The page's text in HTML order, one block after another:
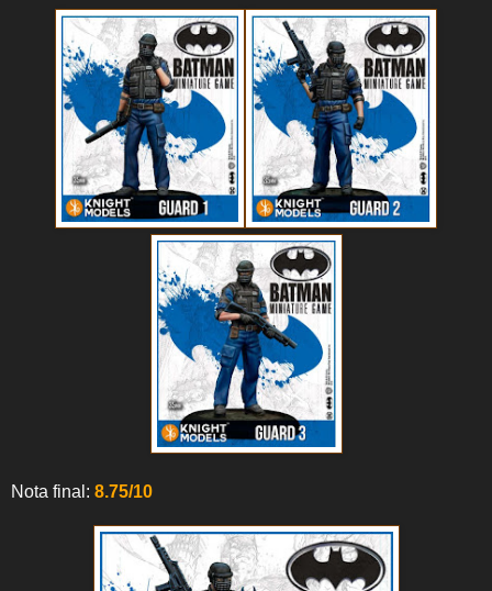
Nota final: 8.75/10